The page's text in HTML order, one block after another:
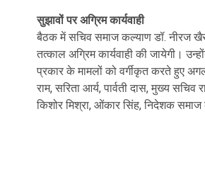
सुझावों पर अग्रिम कार्यवाही
बैठक में सचिव समाज कल्याण डॉ. नीरज
तत्काल अग्रिम कार्यवाही की जायेगी।
प्रकार के मामलों को वर्गीकृत करते हुए
राम, सरिता आर्य, पार्वती दास, मुख्य
किशोर मिश्रा, ओंकार सिंह, निदेशक